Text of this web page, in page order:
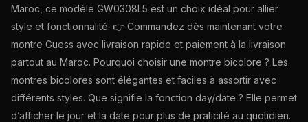
Maroc, ce modèle GW0308L5 est un choix idéal pour allier
style et fonctionnalité. 👉 Commandez dès maintenant votre
montre Guess avec livraison rapide et paiement à la livraison
partout au Maroc. Pourquoi choisir une montre bicolore ? Les
montres bicolores sont élégantes et faciles à assortir avec
différents styles. Que signifie la fonction day/date ? Elle permet
d’afficher le jour et la date pour plus de praticité au quotidien.